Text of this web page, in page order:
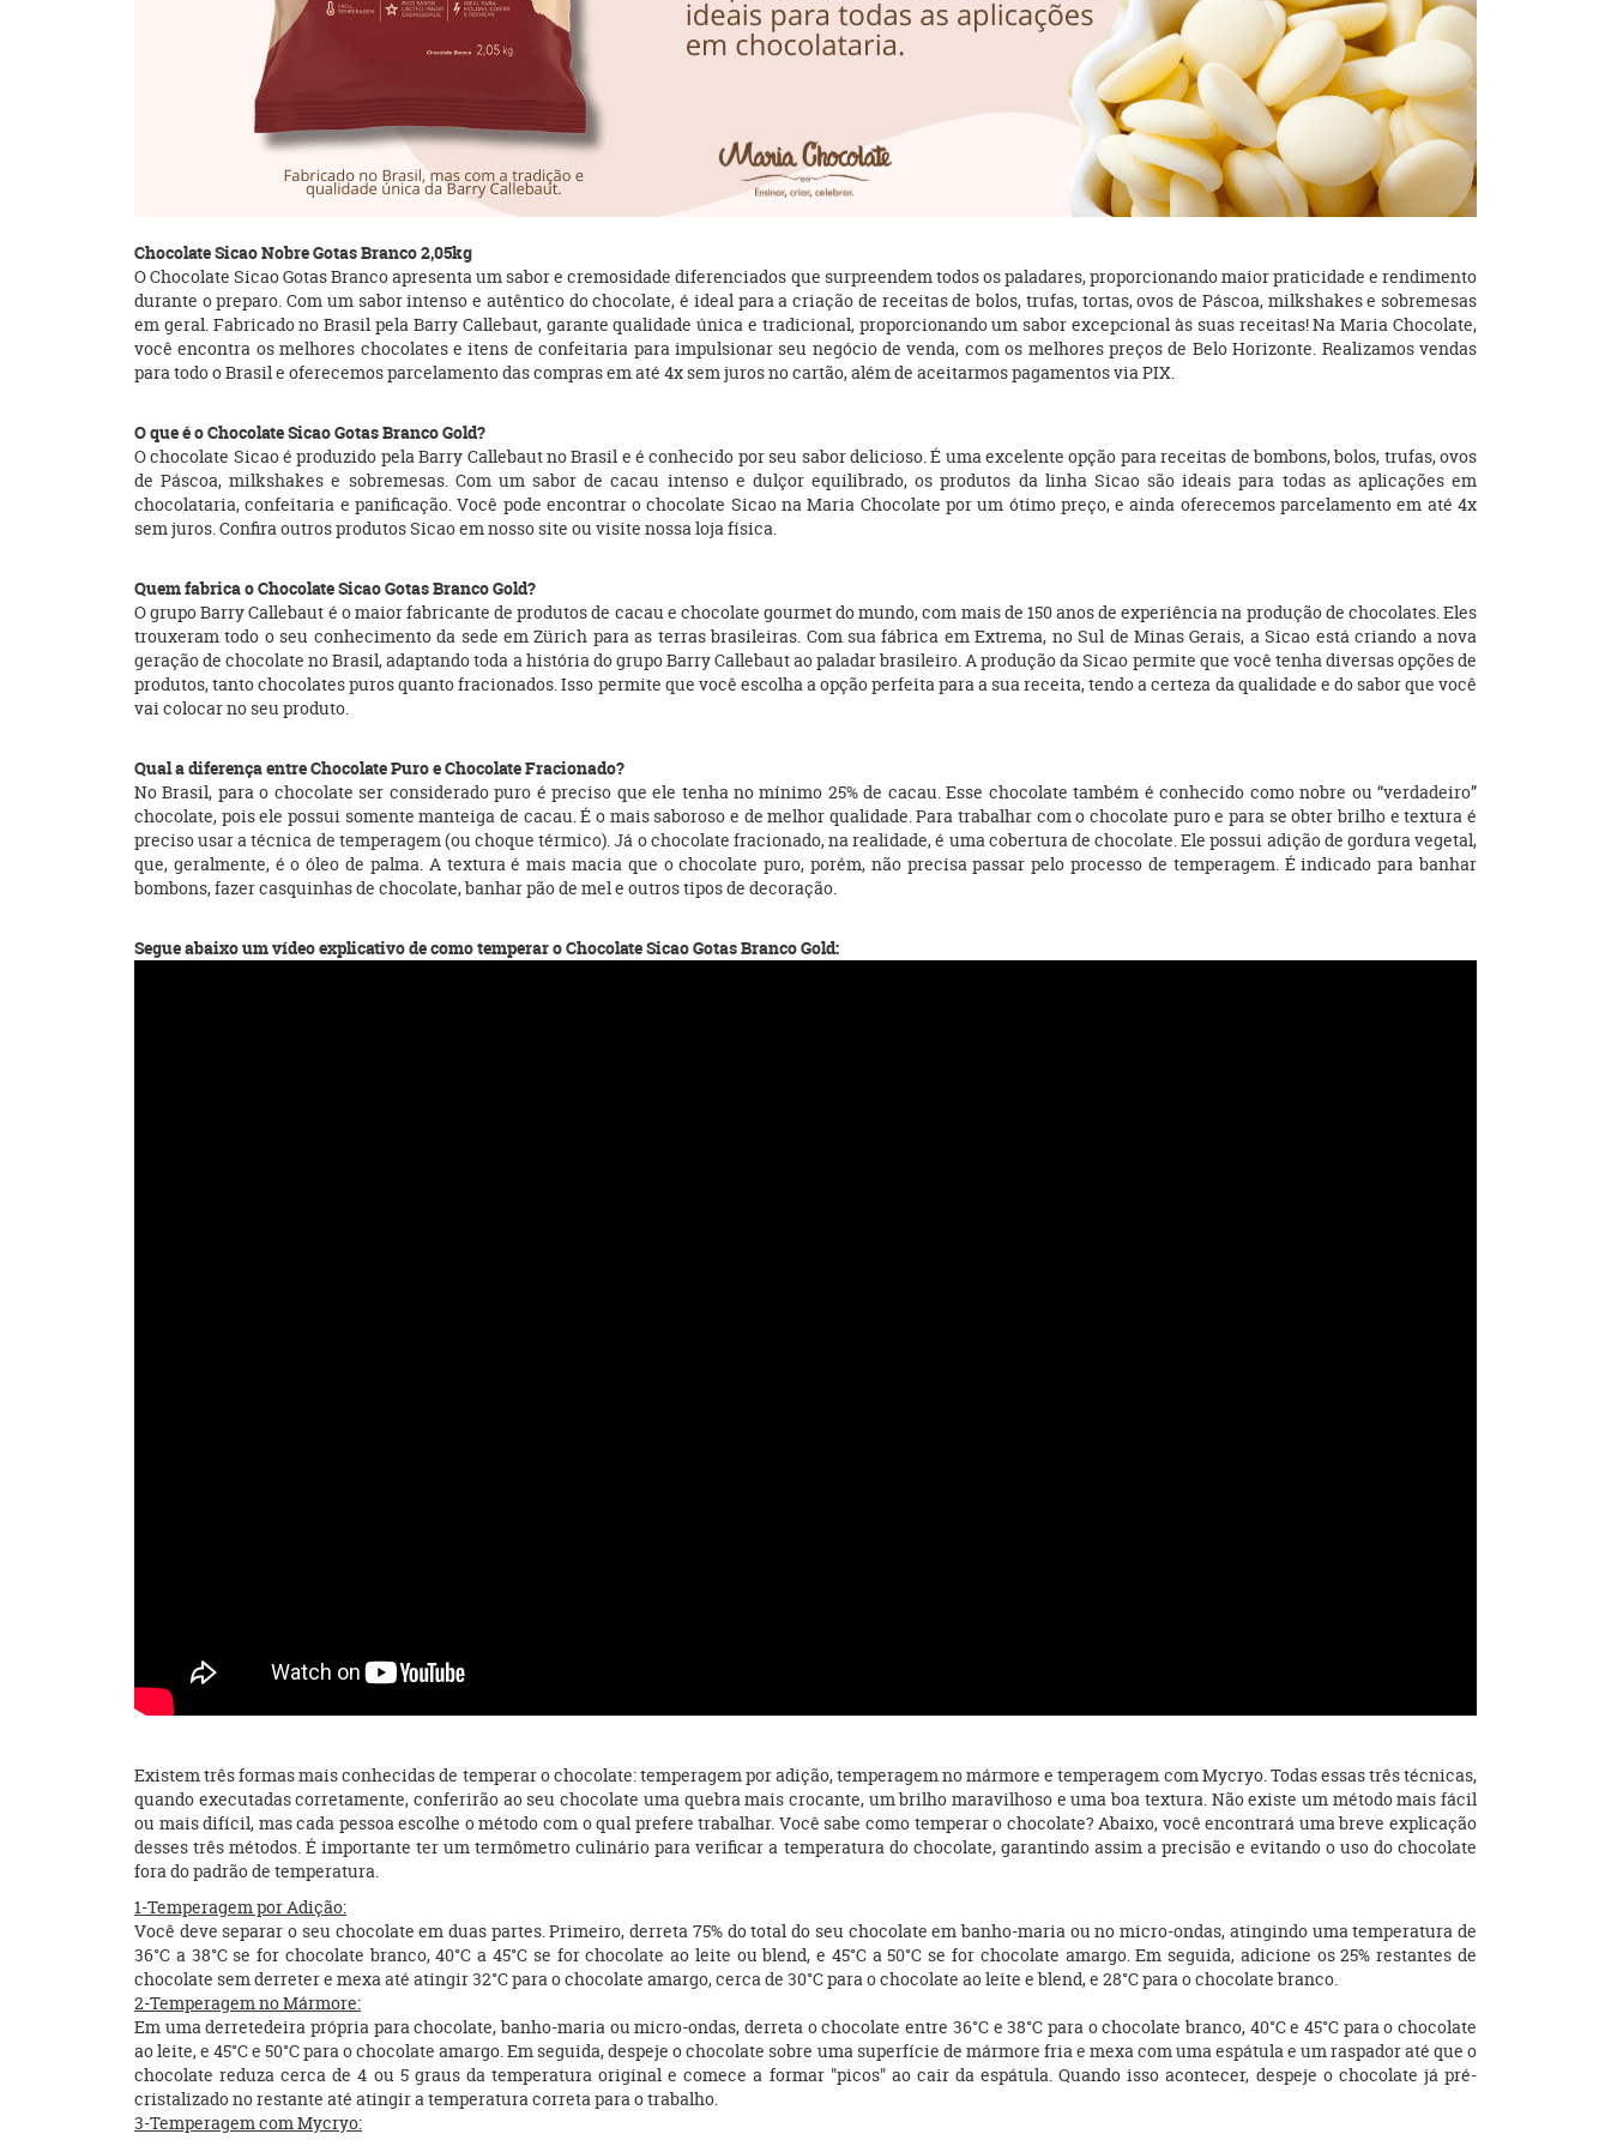
Chocolate Sicao Nobre Gotas Branco 2,05kg
O Chocolate Sicao Gotas Branco apresenta um sabor e cremosidade diferenciados que surpreendem todos os paladares, proporcionando maior praticidade e rendimento
durante o preparo. Com um sabor intenso e autêntico do chocolate, é ideal para a criação de receitas de bolos, trufas, tortas, ovos de Páscoa, milkshakes e sobremesas
em geral. Fabricado no Brasil pela Barry Callebaut, garante qualidade única e tradicional, proporcionando um sabor excepcional às suas receitas! Na Maria Chocolate,
você encontra os melhores chocolates e itens de confeitaria para impulsionar seu negócio de venda, com os melhores preços de Belo Horizonte. Realizamos vendas
para todo o Brasil e oferecemos parcelamento das compras em até 4x sem juros no cartão, além de aceitarmos pagamentos via PIX.
O que é o Chocolate Sicao Gotas Branco Gold?
O chocolate Sicao é produzido pela Barry Callebaut no Brasil e é conhecido por seu sabor delicioso. É uma excelente opção para receitas de bombons, bolos, trufas, ovos
de Páscoa, milkshakes e sobremesas. Com um sabor de cacau intenso e dulçor equilibrado, os produtos da linha Sicao são ideais para todas as aplicações em
chocolataria, confeitaria e panificação. Você pode encontrar o chocolate Sicao na Maria Chocolate por um ótimo preço, e ainda oferecemos parcelamento em até 4x
sem juros. Confira outros produtos Sicao em nosso site ou visite nossa loja física.
Quem fabrica o Chocolate Sicao Gotas Branco Gold?
O grupo Barry Callebaut é o maior fabricante de produtos de cacau e chocolate gourmet do mundo, com mais de 150 anos de experiência na produção de chocolates. Eles
trouxeram todo o seu conhecimento da sede em Zürich para as terras brasileiras. Com sua fábrica em Extrema, no Sul de Minas Gerais, a Sicao está criando a nova
geração de chocolate no Brasil, adaptando toda a história do grupo Barry Callebaut ao paladar brasileiro. A produção da Sicao permite que você tenha diversas opções de
produtos, tanto chocolates puros quanto fracionados. Isso permite que você escolha a opção perfeita para a sua receita, tendo a certeza da qualidade e do sabor que você
vai colocar no seu produto.
Qual a diferença entre Chocolate Puro e Chocolate Fracionado?
No Brasil, para o chocolate ser considerado puro é preciso que ele tenha no mínimo 25% de cacau. Esse chocolate também é conhecido como nobre ou “verdadeiro”
chocolate, pois ele possui somente manteiga de cacau. É o mais saboroso e de melhor qualidade. Para trabalhar com o chocolate puro e para se obter brilho e textura é
preciso usar a técnica de temperagem (ou choque térmico). Já o chocolate fracionado, na realidade, é uma cobertura de chocolate. Ele possui adição de gordura vegetal,
que, geralmente, é o óleo de palma. A textura é mais macia que o chocolate puro, porém, não precisa passar pelo processo de temperagem. É indicado para banhar
bombons, fazer casquinhas de chocolate, banhar pão de mel e outros tipos de decoração.
Segue abaixo um vídeo explicativo de como temperar o Chocolate Sicao Gotas Branco Gold:
Existem três formas mais conhecidas de temperar o chocolate: temperagem por adição, temperagem no mármore e temperagem com Mycryo. Todas essas três técnicas,
quando executadas corretamente, conferirão ao seu chocolate uma quebra mais crocante, um brilho maravilhoso e uma boa textura. Não existe um método mais fácil
ou mais difícil, mas cada pessoa escolhe o método com o qual prefere trabalhar. Você sabe como temperar o chocolate? Abaixo, você encontrará uma breve explicação
desses três métodos. É importante ter um termômetro culinário para verificar a temperatura do chocolate, garantindo assim a precisão e evitando o uso do chocolate
fora do padrão de temperatura.
1-Temperagem por Adição:
Você deve separar o seu chocolate em duas partes. Primeiro, derreta 75% do total do seu chocolate em banho-maria ou no micro-ondas, atingindo uma temperatura de
36°C a 38°C se for chocolate branco, 40°C a 45°C se for chocolate ao leite ou blend, e 45°C a 50°C se for chocolate amargo. Em seguida, adicione os 25% restantes de
chocolate sem derreter e mexa até atingir 32°C para o chocolate amargo, cerca de 30°C para o chocolate ao leite e blend, e 28°C para o chocolate branco.
2-Temperagem no Mármore:
Em uma derretedeira própria para chocolate, banho-maria ou micro-ondas, derreta o chocolate entre 36°C e 38°C para o chocolate branco, 40°C e 45°C para o chocolate
ao leite, e 45°C e 50°C para o chocolate amargo. Em seguida, despeje o chocolate sobre uma superfície de mármore fria e mexa com uma espátula e um raspador até que o
chocolate reduza cerca de 4 ou 5 graus da temperatura original e comece a formar "picos" ao cair da espátula. Quando isso acontecer, despeje o chocolate já pré-
cristalizado no restante até atingir a temperatura correta para o trabalho.
3-Temperagem com Mycryo: